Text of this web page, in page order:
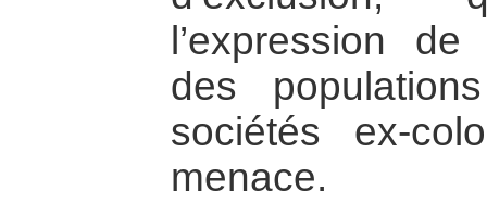
l’expression
des
sociétés ex-
menace.